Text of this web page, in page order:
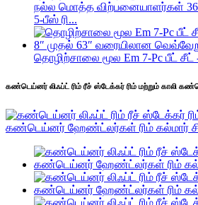
நல்ல மொத்த விற்பனையாளர்கள்
5-பீஸ் ரி...
தொழிற்சாலை மூல Em 7-Pc பீட் சீட்
கண்டெய்னர் லிஃப்ட் ரிம் ரீச் ஸ்டேக்கர் ரிம் மற்றும் காலி